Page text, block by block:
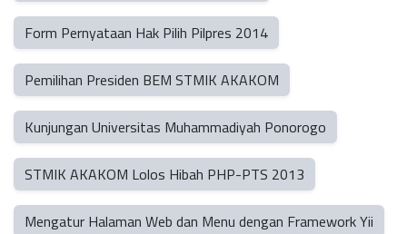
Form Pernyataan Hak Pilih Pilpres 2014
Pemilihan Presiden BEM STMIK AKAKOM
Kunjungan Universitas Muhammadiyah Ponorogo
STMIK AKAKOM Lolos Hibah PHP-PTS 2013
Mengatur Halaman Web dan Menu dengan Framework Yii